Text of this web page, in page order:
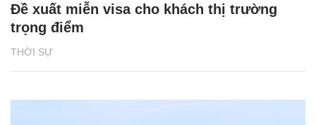
THỜI SỰ
Đề xuất miễn visa cho khách thị trường
trọng điểm